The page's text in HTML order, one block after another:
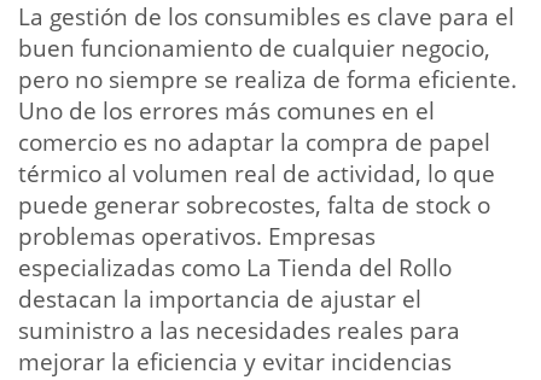
La gestión de los consumibles es clave para el
buen funcionamiento de cualquier negocio,
pero no siempre se realiza de forma eficiente.
Uno de los errores más comunes en el
comercio es no adaptar la compra de papel
térmico al volumen real de actividad, lo que
puede generar sobrecostes, falta de stock o
problemas operativos. Empresas
especializadas como La Tienda del Rollo
destacan la importancia de ajustar el
suministro a las necesidades reales para
mejorar la eficiencia y evitar incidencias